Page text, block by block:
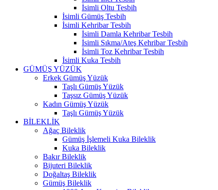
İsimli Oltu Tesbih
İsimli Gümüş Tesbih
İsimli Kehribar Tesbih
İsimli Damla Kehribar Tesbih
İsimli Sıkma/Ateş Kehribar Tesbih
İsimli Toz Kehribar Tesbih
İsimli Kuka Tesbih
GÜMÜŞ YÜZÜK
Erkek Gümüş Yüzük
Taşlı Gümüş Yüzük
Taşsız Gümüş Yüzük
Kadın Gümüş Yüzük
Taşlı Gümüş Yüzük
BİLEKLİK
Ağaç Bileklik
Gümüş İşlemeli Kuka Bileklik
Kuka Bileklik
Bakır Bileklik
Bijuteri Bileklik
Doğaltaş Bileklik
Gümüş Bileklik